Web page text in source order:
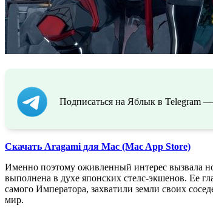
Подписаться на Яблык в Telegram —
Скачать Aragami для Mac (Mac App Store)
Именно поэтому оживленный интерес вызвала
выполнена в духе японских стелс-экшенов. Ее
самого Императора, захватили земли своих
мир.